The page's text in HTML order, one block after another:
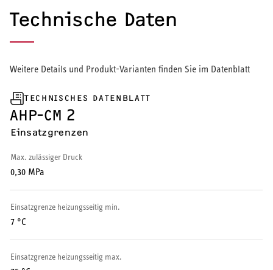
Technische Daten
Weitere Details und Produkt-Varianten finden Sie im Datenblatt
TECHNISCHES DATENBLATT
AHP-CM 2
Einsatzgrenzen
Max. zulässiger Druck
0,30 MPa
Einsatzgrenze heizungsseitig min.
7 °C
Einsatzgrenze heizungsseitig max.